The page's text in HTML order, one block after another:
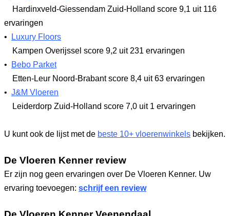
Hardinxveld-Giessendam Zuid-Holland score 9,1 uit 116
ervaringen
•
Luxury Floors
Kampen Overijssel score 9,2 uit 231 ervaringen
•
Bebo Parket
Etten-Leur Noord-Brabantscore 8,4 uit 63 ervaringen
• J&M Vloeren
Leiderdorp Zuid-Holland score 7,0 uit 1 ervaringen
U kunt ook de lijst met de beste 10+ vloerenwinkels bekijken.
De Vloeren Kenner review
Er zijn nog geen ervaringen over De Vloeren Kenner. Uw
ervaring toevoegen: schrijf een review